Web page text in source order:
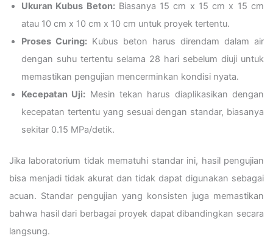
Ukuran Kubus Beton:Biasanya 15 cm x 15 cm x 15 cm
atau 10 cm x 10 cm x 10 cm untuk proyek tertentu.
Proses Curing: Kubus beton harus direndam dalam air
dengan suhu tertentu selama 28 hari sebelum diuji untuk
memastikan pengujian mencerminkan kondisi nyata.
Kecepatan Uji: Mesin tekan harus diaplikasikan dengan
kecepatan tertentu yang sesuai dengan standar, biasanya
sekitar 0.15 MPa/detik.
Jika laboratorium tidak mematuhi standar ini, hasil pengujian
bisa menjadi tidak akurat dan tidak dapat digunakan sebagai
acuan. Standar pengujian yang konsisten juga memastikan
bahwa hasil dari berbagai proyek dapat dibandingkan secara
langsung.